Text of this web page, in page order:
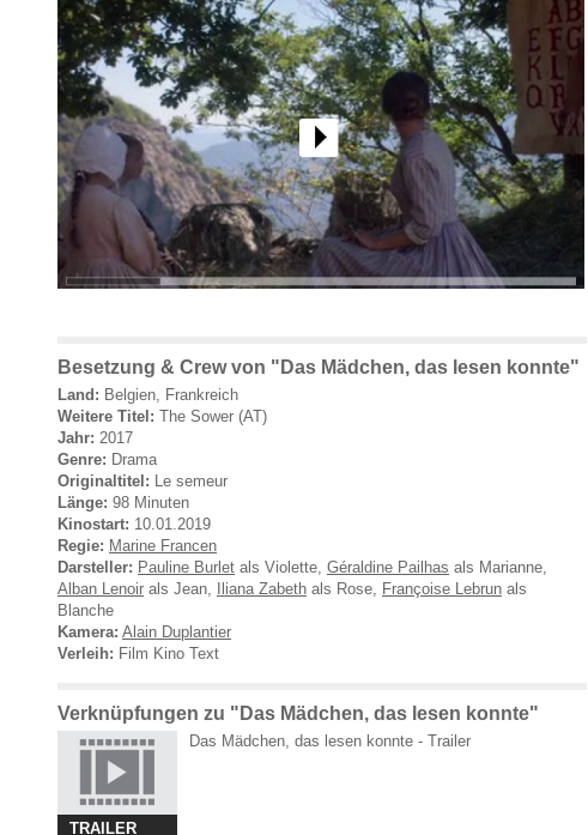
Besetzung & Crew von "Das Mädchen, das lesen konnte"
Land: Belgien, Frankreich
Weitere Titel: The Sower (AT)
Jahr: 2017
Genre: Drama
Originaltitel: Le semeur
Länge: 98 Minuten
Kinostart: 10.01.2019
Regie: Marine Francen
Darsteller: Pauline Burlet als Violette, Géraldine Pailhas als Marianne,
Alban Lenoir als Jean, Iliana Zabeth als Rose, Françoise Lebrun als
Blanche
Kamera: Alain Duplantier
Verleih: Film Kino Text
Verknüpfungen zu "Das Mädchen, das lesen konnte"
TRAILER
Das Mädchen, das lesen konnte - Trailer